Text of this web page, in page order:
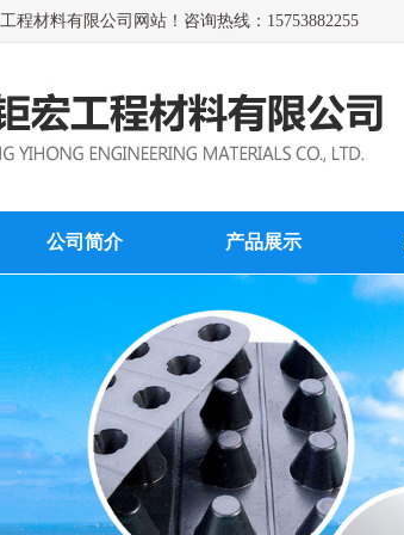
程材料有限公司网站！咨询热线：15753882255
公司简介 产品展示